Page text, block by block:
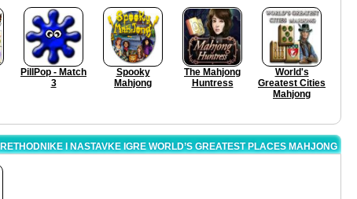
PillPop - Match
3
Spooky
Mahjong
The Mahjong
Huntress
World's
Greatest Cities
Mahjong
I NASTAVKE IGRE WORLD’S GREATEST PLACES MAHJONG